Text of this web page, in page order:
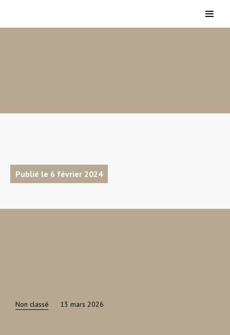
Publié le 6 février 2024
Non classé 13 mars 2026